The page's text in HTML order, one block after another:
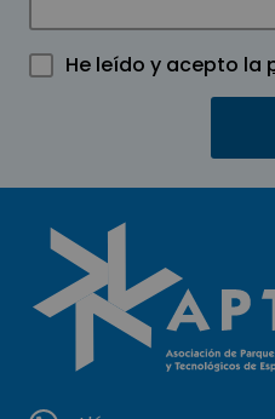
He leído y acepto la